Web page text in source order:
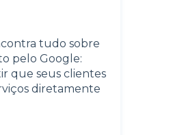
tudo sobre
pelo Google:
que seus clientes
diretamente